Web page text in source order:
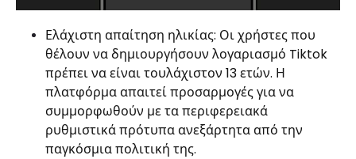
Ελάχιστη απαίτηση ηλικίας: Οι χρήστες που
θέλουν να δημιουργήσουν λογαριασμό Tiktok
πρέπει να είναι τουλάχιστον 13 ετών. Η
πλατφόρμα απαιτεί προσαρμογές για να
συμμορφωθούν με τα περιφερειακά
ρυθμιστικά πρότυπα ανεξάρτητα από την
παγκόσμια πολιτική της.